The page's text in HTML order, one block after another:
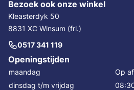
Bezoek ook onze winkel
Kleasterdyk 50
8831 XC Winsum (frl.)
0517 341 119
Openingstijden
maandag
Op
dinsdag t/m vrijdag